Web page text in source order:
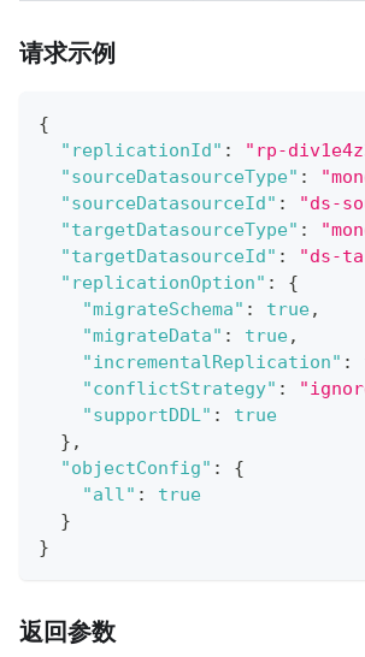
请求示例
{
"replicationId" : "rp-
"sourceDatasourceType" :
"sourceDatasourceId" : "ds-
"targetDatasourceType" :
"targetDatasourceId" : "ds-
"replicationOption" :
{
"migrateSchema" : true,
"migrateData" : true,
"incrementalReplication" :
"conflictStrategy" :
"supportDDL" :
true
} ,
"objectConfig" :
{
"all" :
true
}
}
返回参数